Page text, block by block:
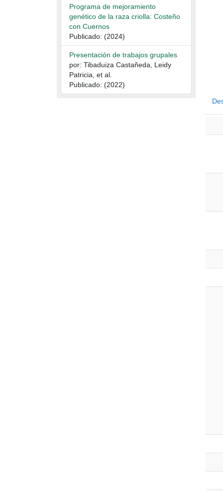
Programa de mejoramiento
genético de la raza criolla: Costeño
con Cuernos
Publicado: (2024)
Presentación de trabajos grupales
por: Tibaduiza Castañeda, Leidy
Patricia, et al.
Publicado: (2022)